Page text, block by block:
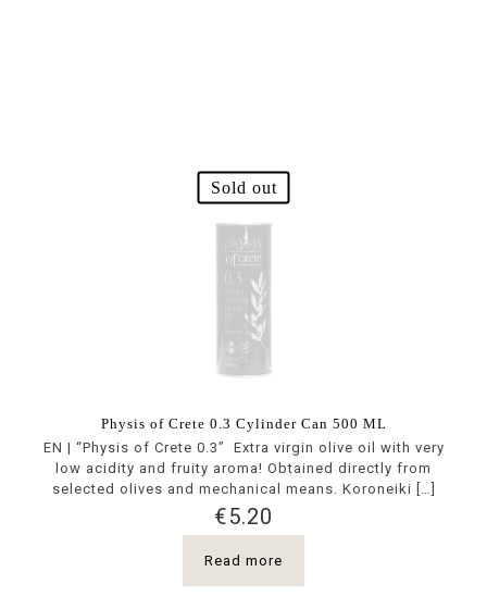
Sold out
Physis of Crete 0.3 Cylinder Can 500 ML
EN | “Physis of Crete 0.3” Extra virgin olive oil with very
low acidity and fruity aroma! Obtained directly from
selected olives and mechanical means. Koroneiki […]
€5.20
Read more